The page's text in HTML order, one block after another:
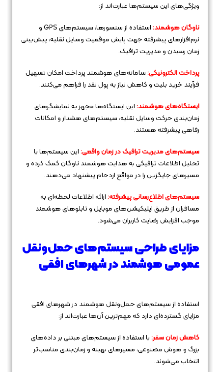
ویژگی‌های این سیستم‌ها عبارت‌اند از:
ناوگان هوشمند:
استفاده از سنسورها، سیستم‌های GPS و
نرم‌افزارهای پیشرفته جهت پایش موقعیت وسایل نقلیه، پیش‌بینی
زمان رسیدن و مدیریت ترافیک.
پرداخت الکترونیکی:سامانه‌های هوشمند پرداخت امکان تسهیل
فرآیند خرید بلیت و کاهش نیاز به پول نقد را فراهم می‌کنند.
ایستگاه‌های هوشمند:این ایستگاه‌ها مجهز به نمایشگرهای
زمان‌بندی حرکت وسایل نقلیه، سیستم‌های هشدار و امکانات
رفاهی پیشرفته هستند.
سیستم‌های مدیریت ترافیک در زمان واقعی:این سیستم‌ها با
تحلیل اطلاعات ترافیکی به هدایت هوشمند ناوگان کمک کرده و
مسیرهای جایگزین را در مواقع ازدحام پیشنهاد می‌دهند.
سیستم‌های اطلاع‌رسانی پیشرفته:ارائه اطلاعات لحظه‌ای به
مسافران از طریق اپلیکیشن‌های موبایل و تابلوهای هوشمند
موجب افزایش رضایت کاربران می‌شود.
مزایای طراحی سیستم‌های حمل‌ونقل
عمومی هوشمند در شهرهای افقی
استفاده از سیستم‌های حمل‌ونقل هوشمند در شهرهای افقی
مزایای گسترده‌ای دارد که مهم‌ترین آن‌ها عبارت‌اند از:
کاهش زمان سفر:با استفاده از سیستم‌های مبتنی بر داده‌های
بزرگ و هوش مصنوعی، مسیرهای بهینه و زمان‌بندی مناسب‌تر
انتخاب می‌شوند.